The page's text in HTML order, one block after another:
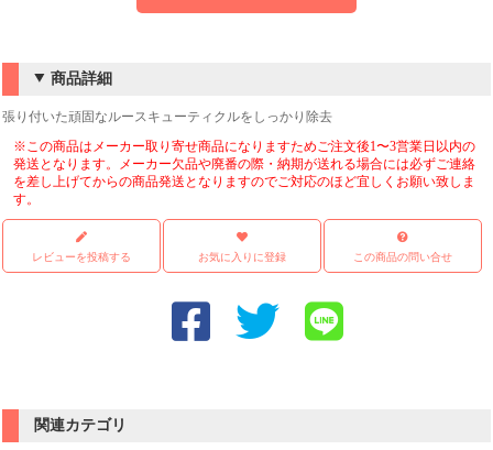
商品詳細
張り付いた頑固なルースキューティクルをしっかり除去
※この商品はメーカー取り寄せ商品になりますためご注文後1〜3営業日以内の
発送となります。メーカー欠品や廃番の際・納期が送れる場合には必ずご連絡
を差し上げてからの商品発送となりますのでご対応のほど宜しくお願い致しま
す。
レビューを投稿する お気に入りに登録 この商品の問い合せ
関連カテゴリ